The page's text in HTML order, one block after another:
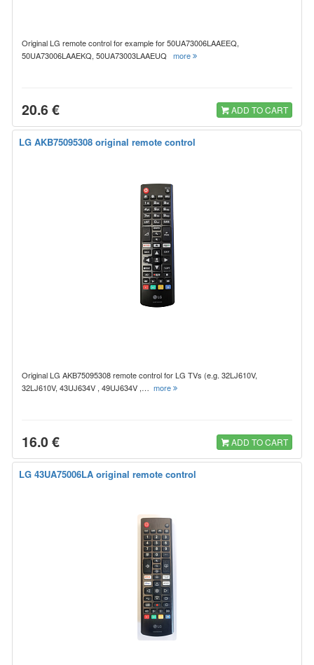
Original LG remote control for example for 50UA73006LAAEEQ,
50UA73006LAAEKQ, 50UA73003LAAEUQ more
20.6 € ADD TO CART
LG AKB75095308 original remote control
Original LG AKB75095308 remote control for LG TVs (e.g. 32LJ610V,
32LJ610V, 43UJ634V , 49UJ634V ,… more
16.0 € ADD TO CART
LG 43UA75006LA original remote control